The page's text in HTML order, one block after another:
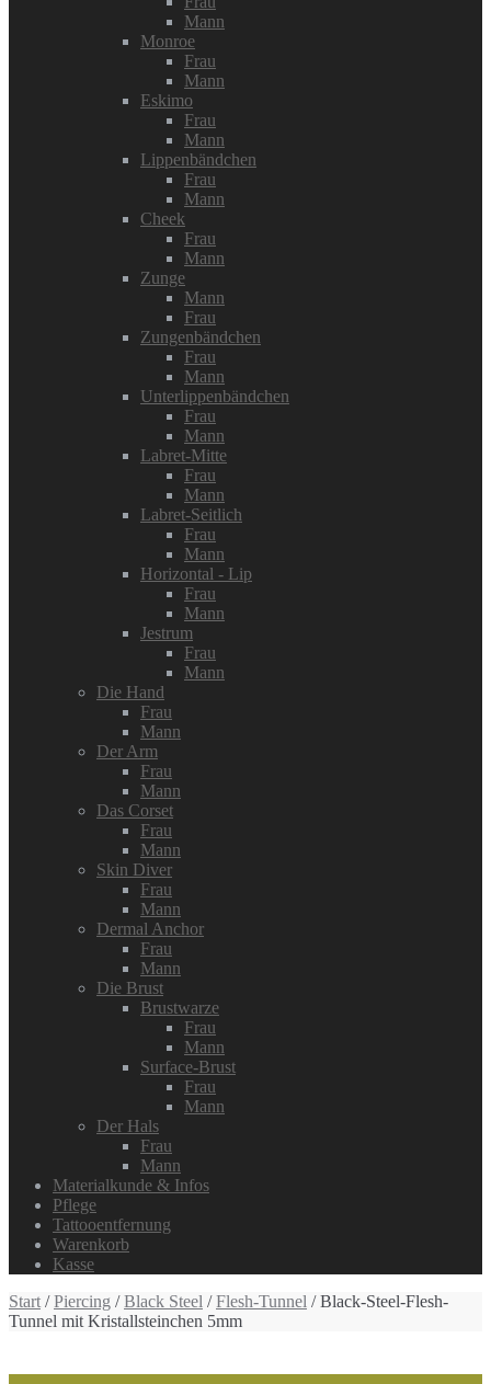
Mann
Monroe
Frau
Mann
Eskimo
Frau
Mann
Lippenbändchen
Frau
Mann
Cheek
Frau
Mann
Zunge
Mann
Frau
Zungenbändchen
Frau
Mann
Unterlippenbändchen
Frau
Mann
Labret-Mitte
Frau
Mann
Labret-Seitlich
Frau
Mann
Horizontal - Lip
Frau
Mann
Jestrum
Frau
Mann
Die Hand
Frau
Mann
Der Arm
Frau
Mann
Das Corset
Frau
Mann
Skin Diver
Frau
Mann
Dermal Anchor
Frau
Mann
Die Brust
Brustwarze
Frau
Mann
Surface-Brust
Frau
Mann
Der Hals
Frau
Mann
Materialkunde & Infos
Pflege
Tattooentfernung
Warenkorb
Kasse
Start /Piercing /Black Steel /Flesh-Tunnel / Black-Steel-Flesh-
Tunnel mit Kristallsteinchen 5mm